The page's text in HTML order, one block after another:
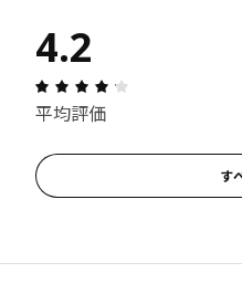
4.2
レビュー: 4.2
平均評価
す